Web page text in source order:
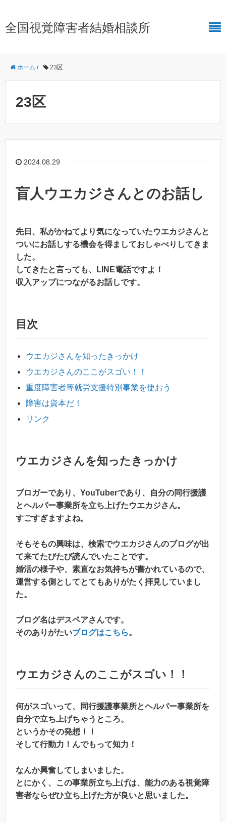
全国視覚障害者結婚相談所
ホーム / 23区
23区
2024.08.29
盲人ウエカジさんとのお話し
先日、私がかねてより気になっていたウエカジさんと
ついにお話しする機会を得ましておしゃべりしてきま
した。
してきたと言っても、LINE電話ですよ！
収入アップにつながるお話しです。
目次
ウエカジさんを知ったきっかけ
ウエカジさんのここがスゴい！！
重度障害者等就労支援特別事業を使おう
障害は資本だ！
リンク
ウエカジさんを知ったきっかけ
ブロガーであり、YouTuberであり、自分の同行援護
とヘルパー事業所を立ち上げたウエカジさん。
すごすぎますよね。
そもそもの興味は、検索でウエカジさんのブログが出
て来てたびたび読んでいたことです。
婚活の様子や、素直なお気持ちが書かれているので、
運営する側としてとてもありがたく拝見していまし
た。
ブログ名はデスペアさんです。
そのありがたいブログはこちら。
ウエカジさんのここがスゴい！！
何がスゴいって、同行援護事業所とヘルパー事業所を
自分で立ち上げちゃうところ。
というかその発想！！
そして行動力！んでもって知力！
なんか興奮してしまいました。
とにかく、この事業所立ち上げは、能力のある視覚障
害者ならぜひ立ち上げた方が良いと思いました。